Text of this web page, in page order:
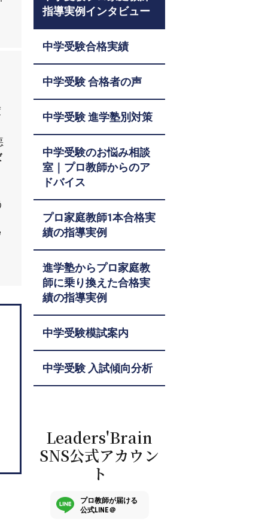
指導実例インタビュー
中学受験合格実績
中学受験 合格者の声
中学受験 進学塾別対策
中学受験のお悩み相談
室｜プロ教師からのア
ドバイス
プロ家庭教師1本合格実
績の指導実例
進学塾からプロ家庭教
師に乗り換えた合格実
績の指導実例
中学受験模試案内
中学受験 入試傾向分析
Leaders'Brain
SNS公式アカウン
ト
プロ教師が届ける
公式LINE＠